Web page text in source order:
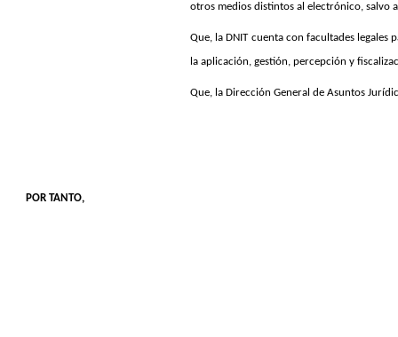
otros medios distintos al electrónico, salvo
Que, la DNIT cuenta con facultades
la aplicación, gestión, percepción y
Que, la Dirección General de Asuntos
POR TANTO,